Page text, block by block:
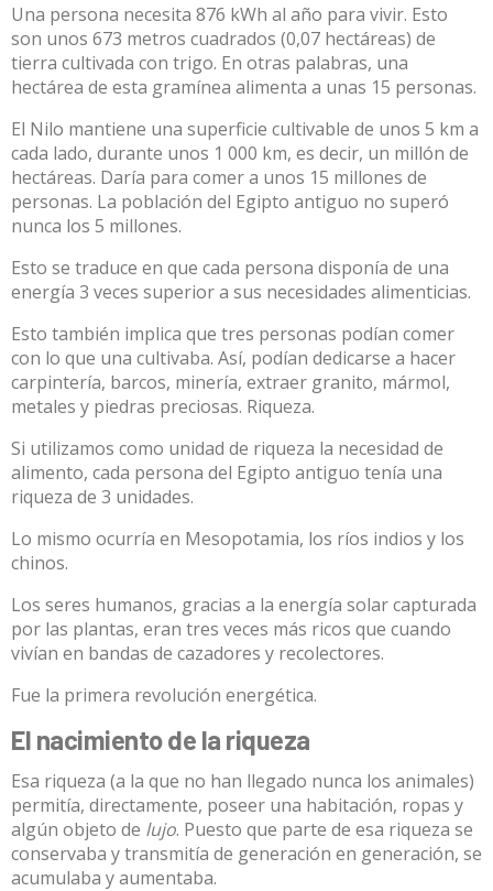
Una persona necesita 876 kWh al año para vivir. Esto
son unos 673 metros cuadrados (0,07 hectáreas) de
tierra cultivada con trigo. En otras palabras, una
hectárea de esta gramínea alimenta a unas 15 personas.
El Nilo mantiene una superficie cultivable de unos 5 km a
cada lado, durante unos 1 000 km, es decir, un millón de
hectáreas. Daría para comer a unos 15 millones de
personas. La población del Egipto antiguo no superó
nunca los 5 millones.
Esto se traduce en que cada persona disponía de una
energía 3 veces superior a sus necesidades alimenticias.
Esto también implica que tres personas podían comer
con lo que una cultivaba. Así, podían dedicarse a hacer
carpintería, barcos, minería, extraer granito, mármol,
metales y piedras preciosas. Riqueza.
Si utilizamos como unidad de riqueza la necesidad de
alimento, cada persona del Egipto antiguo tenía una
riqueza de 3 unidades.
Lo mismo ocurría en Mesopotamia, los ríos indios y los
chinos.
Los seres humanos, gracias a la energía solar capturada
por las plantas, eran tres veces más ricos que cuando
vivían en bandas de cazadores y recolectores.
Fue la primera revolución energética.
El nacimiento de la riqueza
Esa riqueza (a la que no han llegado nunca los animales)
permitía, directamente, poseer una habitación, ropas y
algún objeto de lujo. Puesto que parte de esa riqueza se
conservaba y transmitía de generación en generación, se
acumulaba y aumentaba.